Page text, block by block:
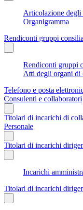
Articolazione
Organigramma
Rendiconti gruppi
Rendiconti gruppi
Atti degli organi di
Telefono e posta
Consulenti e collaboratori
Titolari di incarichi di
Personale
Titolari di incarichi
Incarichi
Titolari di incarichi